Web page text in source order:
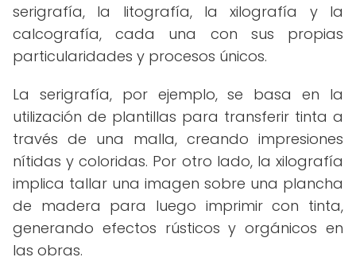
serigrafía, la litografía, la xilografía y la
calcografía, cada una con sus propias
particularidades y procesos únicos.
La serigrafía, por ejemplo, se basa en la
utilización de plantillas para transferir tinta a
través de una malla, creando impresiones
nítidas y coloridas. Por otro lado, la xilografía
implica tallar una imagen sobre una plancha
de madera para luego imprimir con tinta,
generando efectos rústicos y orgánicos en
las obras.